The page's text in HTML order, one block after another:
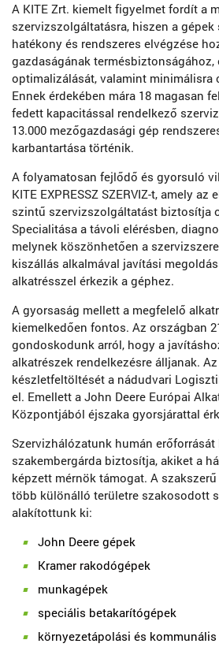
A KITE Zrt. kiemelt figyelmet fordít a
szervizszolgáltatásra, hiszen a
hatékony és rendszeres elvégzése
gazdaságának
optimalizálását, valamint minimálisra
Ennek érdekében mára 18 magasan
fedett kapacitással rendelkező
13.000 mezőgazdasági gép
karbantartása történik.
A folyamatosan fejlődő és gyorsuló
KITE EXPRESSZ SZERVIZ-t, amely
szintű szervizszolgáltatást biztosítja
Specialitása a távoli elérésben,
melynek köszönhetően a
kiszállás alkalmával javítási
alkatrésszel érkezik a géphez.
A gyorsaság mellett a megfelelő
kiemelkedően fontos. Az országban
gondoskodunk arról, hogy a
alkatrészek rendelkezésre álljanak.
készletfeltöltését a nádudvari
el. Emellett a John Deere Európai
Központjából éjszaka gyorsjárattal
Szervizhálózatunk humán erőforrását
szakembergárda biztosítja, akiket a
képzett mérnök támogat. A
több különálló területre szakosodott
alakítottunk ki:
John Deere gépek
Kramer rakodógépek
munkagépek
speciális betakarítógépek
környezetápolási és